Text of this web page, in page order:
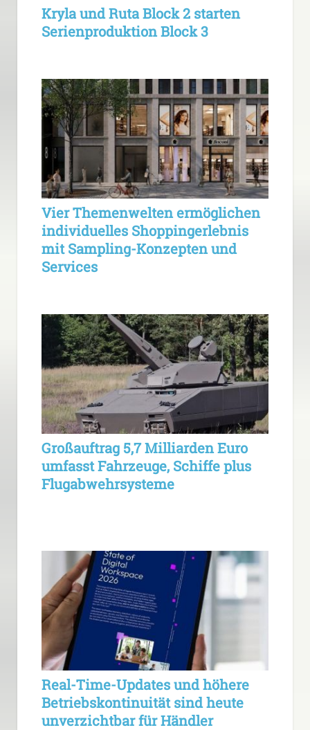
Kryla und Ruta Block 2 starten
Serienproduktion Block 3
Vier Themenwelten ermöglichen
individuelles Shoppingerlebnis
mit Sampling-Konzepten und
Services
Großauftrag 5,7 Milliarden Euro
umfasst Fahrzeuge, Schiffe plus
Flugabwehrsysteme
Real-Time-Updates und höhere
Betriebskontinuität sind heute
unverzichtbar für Händler